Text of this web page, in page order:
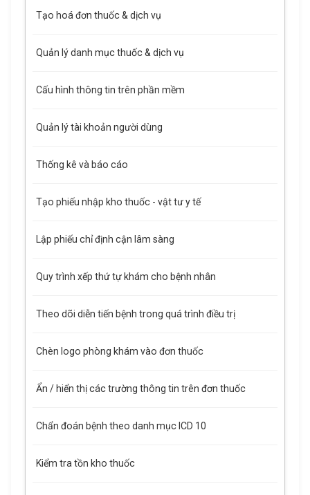
Tạo hoá đơn thuốc & dịch vụ
Quản lý danh mục thuốc & dịch vụ
Cấu hình thông tin trên phần mềm
Quản lý tài khoản người dùng
Thống kê và báo cáo
Tạo phiếu nhập kho thuốc - vật tư y tế
Lập phiếu chỉ định cận lâm sàng
Quy trình xếp thứ tự khám cho bệnh nhân
Theo dõi diễn tiến bệnh trong quá trình điều trị
Chèn logo phòng khám vào đơn thuốc
Ẩn / hiển thị các trường thông tin trên đơn thuốc
Chẩn đoán bệnh theo danh mục ICD 10
Kiểm tra tồn kho thuốc